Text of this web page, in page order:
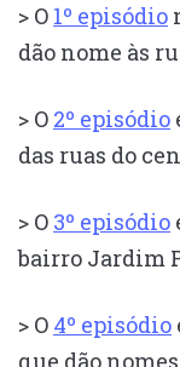
> O 1º episódio
dão nome às
> O 2º episódio
das ruas do
> O 3º episódio
bairro Jardim
> O 4º episódio